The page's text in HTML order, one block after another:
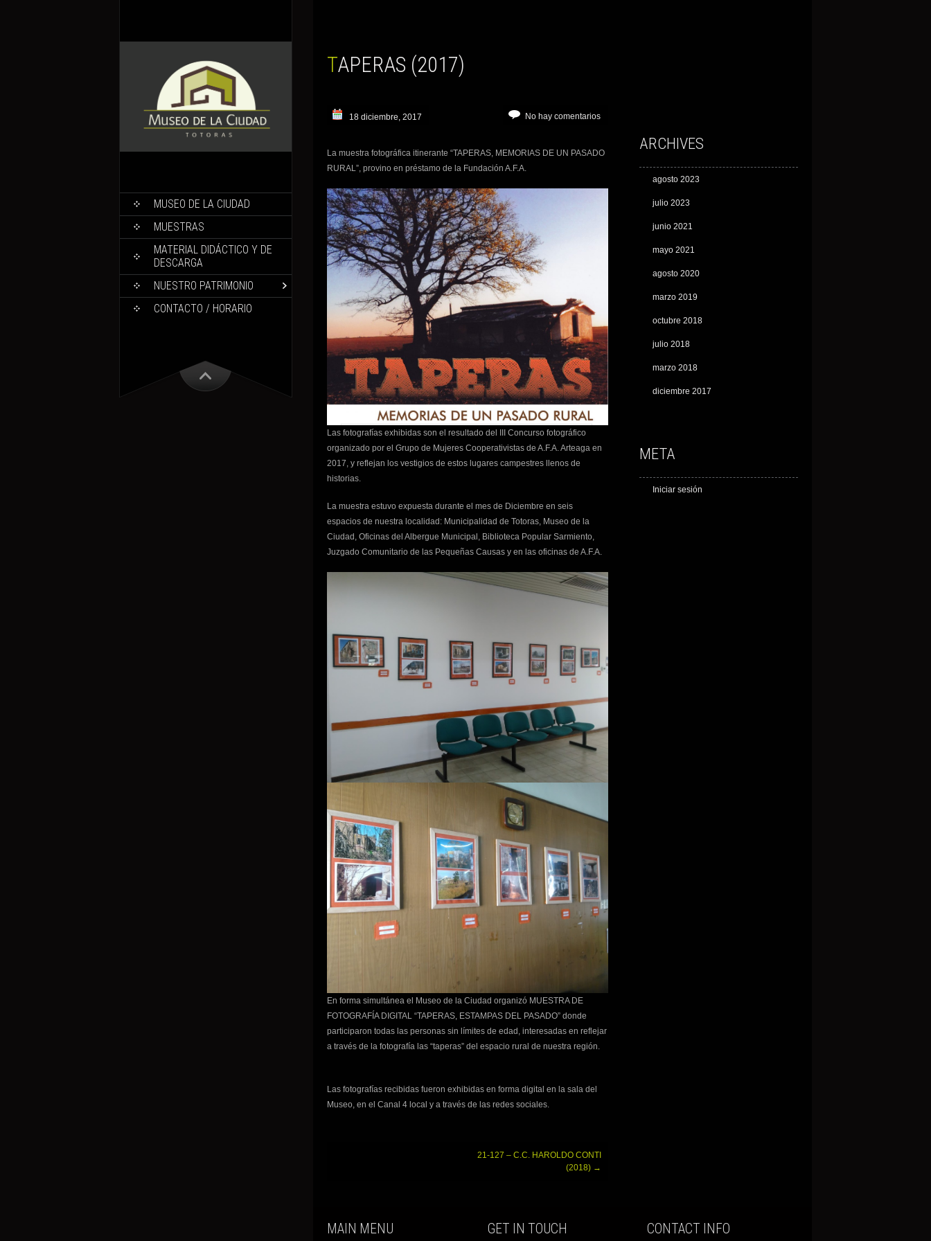
MUSEO DE LA CIUDAD
MUESTRAS
MATERIAL DIDÁCTICO Y DE
DESCARGA
NUESTRO PATRIMONIO
CONTACTO / HORARIO
TAPERAS (2017)
18 diciembre, 2017 No hay comentarios
La muestra fotográfica itinerante “TAPERAS, MEMORIAS DE UN PASADO
RURAL”, provino en préstamo de la Fundación A.F.A.
Las fotografías exhibidas son el resultado del III Concurso fotográfico
organizado por el Grupo de Mujeres Cooperativistas de A.F.A. Arteaga en
2017, y reflejan los vestigios de estos lugares campestres llenos de
historias.
La muestra estuvo expuesta durante el mes de Diciembre en seis
espacios de nuestra localidad: Municipalidad de Totoras, Museo de la
Ciudad, Oficinas del Albergue Municipal, Biblioteca Popular Sarmiento,
Juzgado Comunitario de las Pequeñas Causas y en las oficinas de A.F.A.
En forma simultánea el Museo de la Ciudad organizó MUESTRA DE
FOTOGRAFÍA DIGITAL “TAPERAS, ESTAMPAS DEL PASADO” donde
participaron todas las personas sin límites de edad, interesadas en reflejar
a través de la fotografía las “taperas” del espacio rural de nuestra región.
Las fotografías recibidas fueron exhibidas en forma digital en la sala del
Museo, en el Canal 4 local y a través de las redes sociales.
21-127 – C.C. HAROLDO CONTI
(2018) →
ARCHIVES
agosto 2023
julio 2023
junio 2021
mayo 2021
agosto 2020
marzo 2019
octubre 2018
julio 2018
marzo 2018
diciembre 2017
META
Iniciar sesión
MAIN MENU GET IN TOUCH CONTACT INFO